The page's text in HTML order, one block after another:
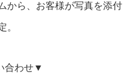
から、お客様が写真を添付
。
合わせ▼